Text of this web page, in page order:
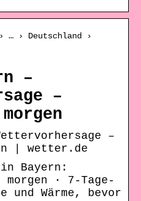
… › Deutschland ›
–
–
–
| wetter.de
Bayern:
morgen · 7-Tage-
und Wärme, bevor